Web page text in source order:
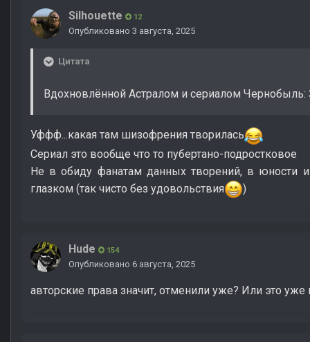
Silhouette 12
Опубликовано 3 августа, 2025
Цитата
Вдохновлённой Астралом и сериалом Чернобыль:
Уффф...какая там шизофрения творилась
Сериал это вообще что то пубертано-подростковое
Не в обиду фанатам данных творений, в юности
глазком (так чисто без удовольствия
)
Hude 154
Опубликовано 6 августа, 2025
авторские права значит, отменили уже? Или это уже